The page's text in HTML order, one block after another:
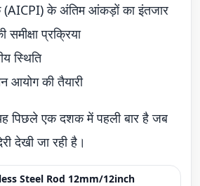
(AICPI) के अंतिम आंकड़ों का इंतजार
समीक्षा प्रक्रिया
स्थिति
आयोग की तैयारी
पिछले एक दशक में पहली बार है जब
देखी जा रही है।
Steel Rod 12mm/12inch